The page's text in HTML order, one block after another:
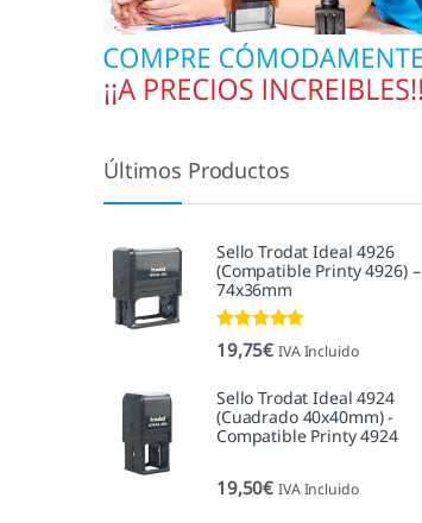
Últimos Productos
Sello Trodat Ideal 4926
(Compatible Printy 4926) –
74x36mm
Valorado con
5.00de 5
19,75€ IVA Incluido
Sello Trodat Ideal 4924
(Cuadrado 40x40mm) -
Compatible Printy 4924
19,50€ IVA Incluido